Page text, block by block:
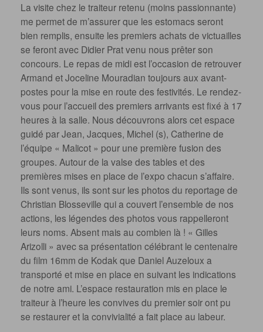
La visite chez le traiteur retenu (moins passionnante)
me permet de m’assurer que les estomacs seront
bien remplis, ensuite les premiers achats de victuailles
se feront avec Didier Prat venu nous prêter son
concours. Le repas de midi est l’occasion de retrouver
Armand et Joceline Mouradian toujours aux avant-
postes pour la mise en route des festivités. Le rendez-
vous pour l’accueil des premiers arrivants est fixé à 17
heures à la salle. Nous découvrons alors cet espace
guidé par Jean, Jacques, Michel (s), Catherine de
l’équipe « Malicot » pour une première fusion des
groupes. Autour de la valse des tables et des
premières mises en place de l’expo chacun s’affaire.
Ils sont venus, ils sont sur les photos du reportage de
Christian Blosseville qui a couvert l’ensemble de nos
actions, les légendes des photos vous rappelleront
leurs noms. Absent mais au combien là ! « Gilles
Arizolli » avec sa présentation célébrant le centenaire
du film 16mm de Kodak que Daniel Auzeloux a
transporté et mise en place en suivant les indications
de notre ami. L’espace restauration mis en place le
traiteur à l’heure les convives du premier soir ont pu
se restaurer et la convivialité a fait place au labeur.